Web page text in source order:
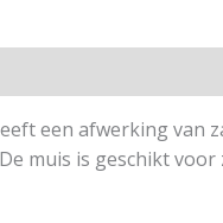
een afwerking
muis is geschikt